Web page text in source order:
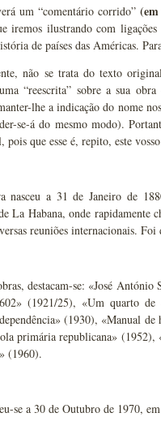
um “comentário corrido”
iremos ilustrando com
de países das Américas.
não se trata do texto
“reescrita” sobre a sua
lhe a indicação do nome
se-á do mesmo modo).
pois que esse é, repito, este
nasceu a 31 de Janeiro de
La Habana, onde rapidamente
reuniões internacionais.
destacam-se: «José
(1921/25), «Um quarto
(1930), «Manual
primária republicana»
(1960).
se a 30 de Outubro de 1970,